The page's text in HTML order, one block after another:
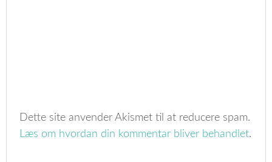
Dette site anvender Akismet til at reducere spam.
Læs om hvordan din kommentar bliver behandlet.